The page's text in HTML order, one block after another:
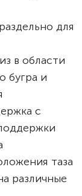
для
в области
бугра и
с
таза
различные